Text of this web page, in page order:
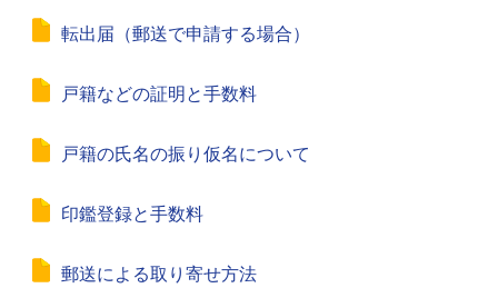
転出届（郵送で申請する場合）
戸籍などの証明と手数料
戸籍の氏名の振り仮名について
印鑑登録と手数料
郵送による取り寄せ方法